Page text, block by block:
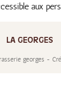
aux
LA GEORGES
georges -